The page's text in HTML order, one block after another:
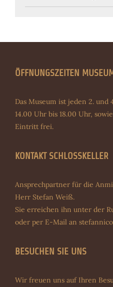
ÖFFNUNGSZEITEN
Das Museum ist jeden 2. und
14.00 Uhr bis 18.00 Uhr,
Eintritt frei.
KONTAKT SCHLOSSKELLER
Ansprechpartner für die
Herr Stefan Weiß.
Sie erreichen ihn unter der
oder per E-Mail an
BESUCHEN SIE UNS
Wir freuen uns auf Ihren